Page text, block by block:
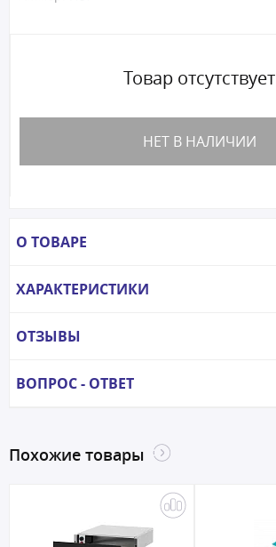
Товар отсутствует
НЕТ В НАЛИЧИИ
О ТОВАРЕ
ХАРАКТЕРИСТИКИ
ОТЗЫВЫ
ВОПРОС - ОТВЕТ
Похожие товары